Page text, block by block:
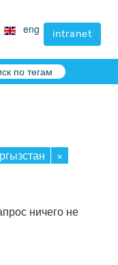
eng intranet
eng intranet
по тегам
×
ничего не